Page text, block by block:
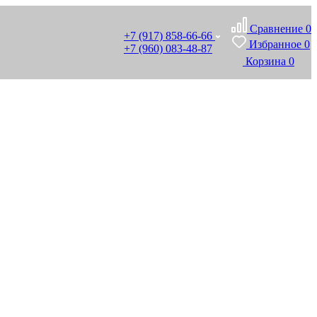
+7 (917) 858-66-66
+7 (960) 083-48-87
Сравнение 0
Избранное 0
Корзина 0